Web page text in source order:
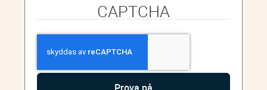
CAPTCHA